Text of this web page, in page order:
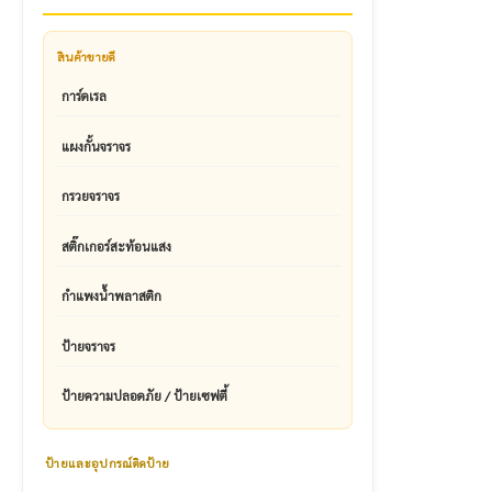
สินค้าขายดี
การ์ดเรล
แผงกั้นจราจร
กรวยจราจร
สติ๊กเกอร์สะท้อนแสง
กำแพงน้ำพลาสติก
ป้ายจราจร
ป้ายความปลอดภัย / ป้ายเซฟตี้
ป้ายและอุปกรณ์ติดป้าย